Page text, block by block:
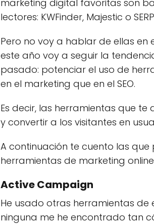
marketing digital favoritas son
lectores: KWFinder, Majestic o
Pero no voy a hablar de ellas
este año voy a seguir la
pasado: potenciar el uso de
en el marketing que en el SEO.
Es decir, las herramientas que
y convertir a los visitantes en
A continuación te cuento las que
herramientas de marketing
Active Campaign
He usado otras herramientas de
ninguna me he encontrado tan